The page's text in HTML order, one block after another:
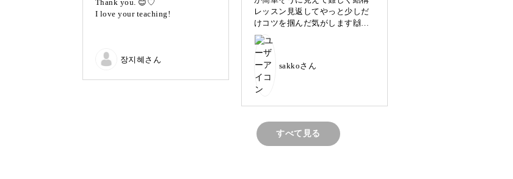
◆下地を塗るときのポイント
Thank you. 😊♡
I love your teaching!
장지혜さん
レッスン見返してやっと少しだ
けコツを掴んだ気がします🙌
自分のできないところだけ何度
もレッスン見返せるからありが
たい🥹 英字シールがかなった
のでミラーアートで仕上げてみ
ました♬
sakkoさん
すべて見る